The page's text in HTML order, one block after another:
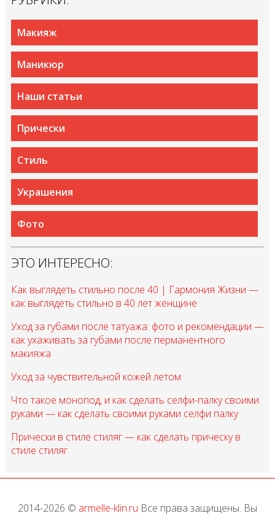
Макияж
Маникюр
Наши статьи
Прически
Стиль
Украшения
Фото
ЭТО ИНТЕРЕСНО:
Как выглядеть стильно после 40 | Гармония Жизни —
как выглядеть стильно в 40 лет женщине
Уход за губами после татуажа: фото и рекомендации —
как ухаживать за губами после перманентного
макияжа
Уход за чувствительной кожей летом
Что такое монопод, и как сделать селфи-палку своими
руками — как сделать своими руками селфи палку
Прически в стиле стиляг — как сделать прическу в
стиле стиляг
2014-2026 © armelle-klin.ru Все права защищены. Вы